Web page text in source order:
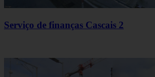
Serviço de finanças Cascais 2